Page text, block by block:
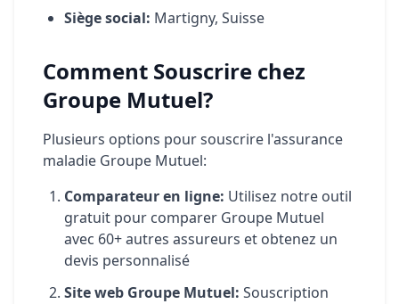
Siège social: Martigny, Suisse
Comment Souscrire chez
Groupe Mutuel?
Plusieurs options pour souscrire l'assurance
maladie Groupe Mutuel:
Comparateur en ligne: Utilisez notre outil
gratuit pour comparer Groupe Mutuel
avec 60+ autres assureurs et obtenez un
devis personnalisé
Site web Groupe Mutuel: Souscription